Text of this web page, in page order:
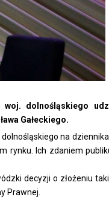
dolnośląskiego
Gałeckiego.
na
rynku. Ich zdaniem
decyzji o złożeniu
Prawnej.